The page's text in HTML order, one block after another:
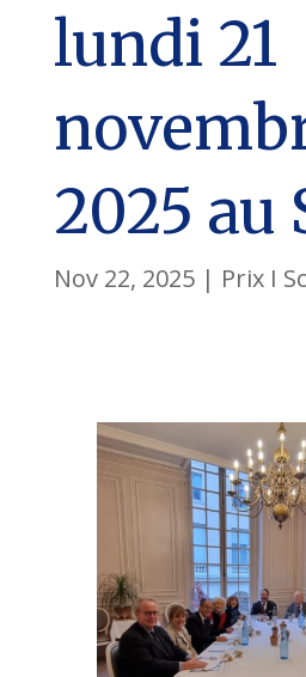
lundi 21
2025 au
Nov 22, 2025| Prix I